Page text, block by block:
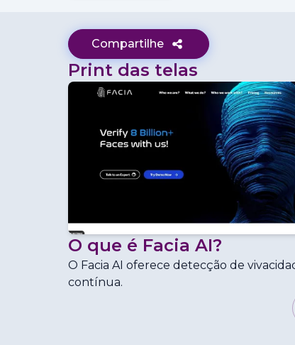
Compartilhe
Print das telas
O que é Facia AI?
O Facia AI oferece detecção de
contínua.